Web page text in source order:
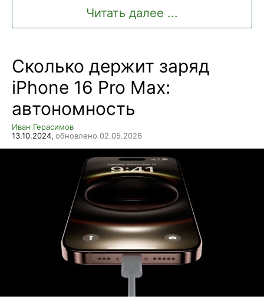
Читать далее ...
Сколько держит заряд
iPhone 16 Pro Max:
автономность
Иван Герасимов
13.10.2024, обновлено 02.05.2026